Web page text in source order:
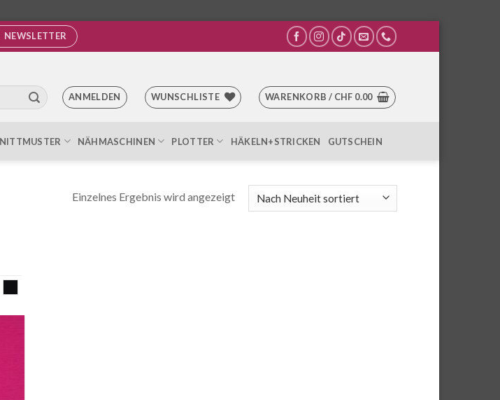
NEWSLETTER
ANMELDEN WUNSCHLISTE WARENKORB / CHF 0.00
NÄHMASCHINEN PLOTTER HÄKELN+STRICKEN GUTSCHEIN
Einzelnes Ergebnis wird angezeigt